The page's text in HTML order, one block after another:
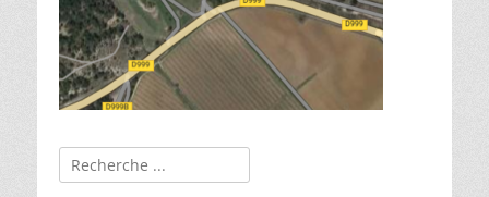
Rechercher :